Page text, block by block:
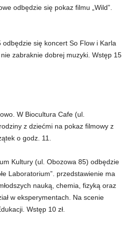
odbędzie się pokaz filmu „Wild”.
odbędzie się koncert So Flow i Karla
zabraknie dobrej muzyki. Wstęp 15
W Biocultura Cafe (ul.
z dziećmi na pokaz filmowy z
o godz. 11.
Kultury (ul. Obozowa 85) odbędzie
Laboratorium”. przedstawienie ma
nauką, chemia, fizyką oraz
w eksperymentach. Na scenie
Wstęp 10 zł.